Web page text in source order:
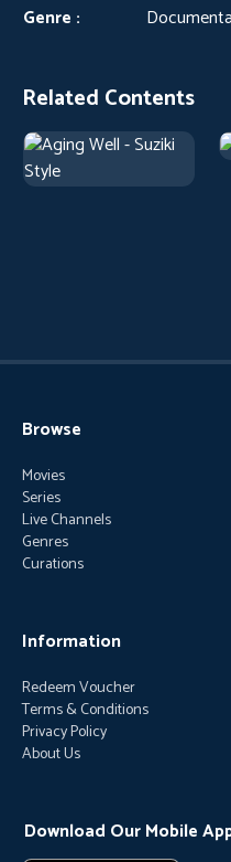
Genre :
Related Contents
Browse
Movies
Series
Live Channels
Genres
Curations
Information
Redeem Voucher
Terms & Conditions
Privacy Policy
About Us
Download Our Mobile